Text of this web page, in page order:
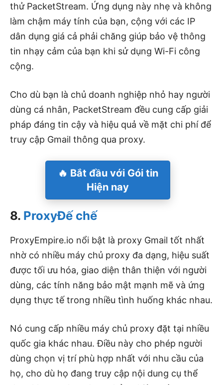
thử PacketStream. Ứng dụng này nhẹ và không
làm chậm máy tính của bạn, cộng với các IP
dân dụng giá cả phải chăng giúp bảo vệ thông
tin nhạy cảm của bạn khi sử dụng Wi-Fi công
cộng.
Cho dù bạn là chủ doanh nghiệp nhỏ hay người
dùng cá nhân, PacketStream đều cung cấp giải
pháp đáng tin cậy và hiệu quả về mặt chi phí để
truy cập Gmail thông qua proxy.
🔥 Bắt đầu với Gói tin
Hiện nay
8. ProxyĐế chế
ProxyEmpire.io nổi bật là proxy Gmail tốt nhất
nhờ có nhiều máy chủ proxy đa dạng, hiệu suất
được tối ưu hóa, giao diện thân thiện với người
dùng, các tính năng bảo mật mạnh mẽ và ứng
dụng thực tế trong nhiều tình huống khác nhau.
Nó cung cấp nhiều máy chủ proxy đặt tại nhiều
quốc gia khác nhau. Điều này cho phép người
dùng chọn vị trí phù hợp nhất với nhu cầu của
họ, cho dù họ đang truy cập nội dung cụ thể